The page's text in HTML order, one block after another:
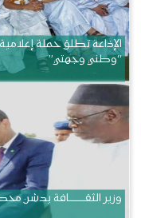
الإذاعة تطلق حملة
“وطني وجهتي”
وزير الثقــــــــــافة